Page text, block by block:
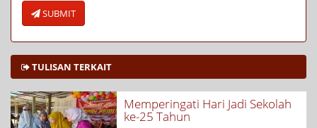
SUBMIT
TULISAN TERKAIT
Memperingati Hari Jadi Sekolah
ke-25 Tahun